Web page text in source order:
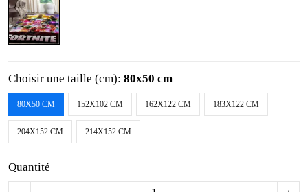
Choisir une taille (cm): 80x50 cm
80X50 CM 152X102 CM 162X122 CM 183X122 CM
204X152 CM 214X152 CM
Quantité